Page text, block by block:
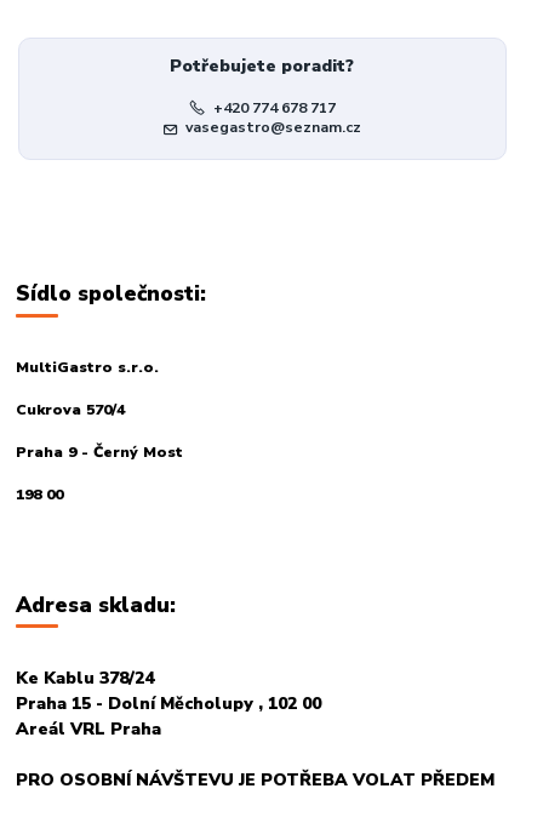
Potřebujete poradit?
+420 774 678 717
vasegastro@seznam.cz
Sídlo společnosti:
MultiGastro s.r.o.
Cukrova 570/4
Praha 9 - Černý Most
198 00
Adresa skladu:
Ke Kablu 378/24
Praha 15 - Dolní Měcholupy , 102 00
Areál VRL Praha
PRO OSOBNÍ NÁVŠTEVU JE POTŘEBA VOLAT PŘEDEM